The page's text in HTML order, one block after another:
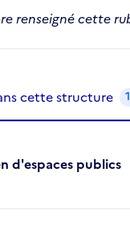
renseigné cette
structure
cette structure
d'espaces publics